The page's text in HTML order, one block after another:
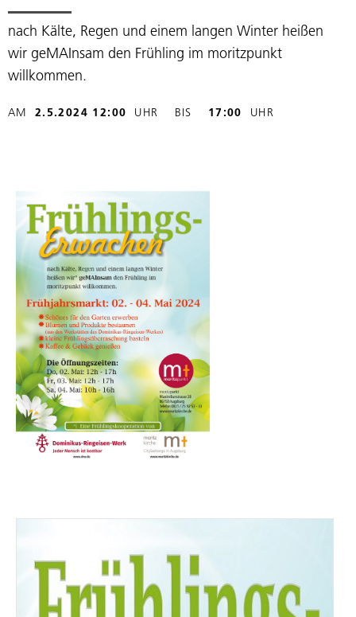
nach Kälte, Regen und einem langen Winter heißen
wir geMAInsam den Frühling im moritzpunkt
willkommen.
AM 2.5.2024 12:00 UHR BIS 17:00 UHR